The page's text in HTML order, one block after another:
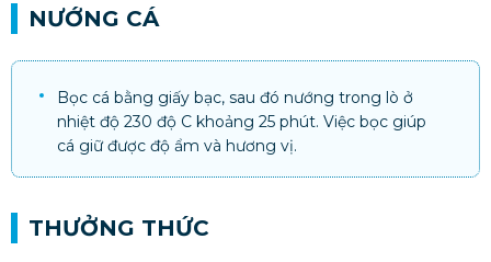
NƯỚNG CÁ
Bọc cá bằng giấy bạc, sau đó nướng trong lò ở
nhiệt độ 230 độ C khoảng 25 phút. Việc bọc giúp
cá giữ được độ ẩm và hương vị.
THƯỞNG THỨC